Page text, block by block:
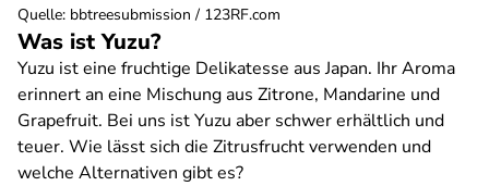
Was ist Yuzu?
Yuzu ist eine fruchtige Delikatesse aus Japan. Ihr Aroma
erinnert an eine Mischung aus Zitrone, Mandarine und
Grapefruit. Bei uns ist Yuzu aber schwer erhältlich und
teuer. Wie lässt sich die Zitrusfrucht verwenden und
welche Alternativen gibt es?
Quelle: bbtreesubmission / 123RF.com